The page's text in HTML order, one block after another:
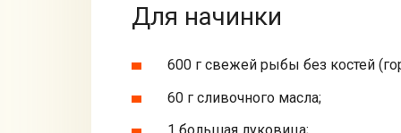
Для начинки
600 г свежей рыбы без костей
60 г сливочного масла;